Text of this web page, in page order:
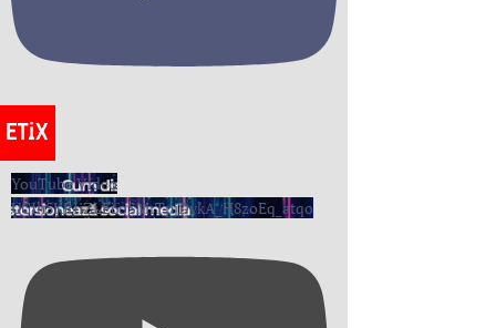
YouTube Video
UCIh5KRIiZLE6oSMrTpjDvkA_H8zoEq_atqo